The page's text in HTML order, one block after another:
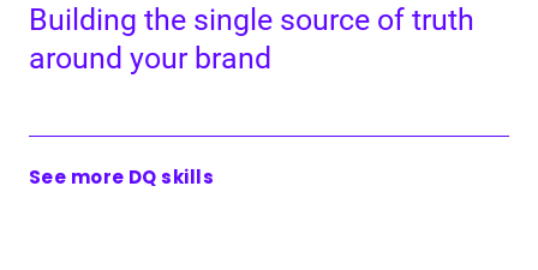
Build­ing the sin­gle source of truth
around your brand
See more DQ skills